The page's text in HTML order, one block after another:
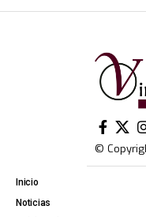
©
Inicio
Noticias